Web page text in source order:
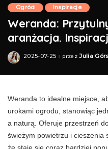
Ogród Inspiracje
Weranda:
aranżacja.
2025-07-25Posted
przez Julia
Weranda to idealne miejsce,
urokami ogrodu, stanowiąc
a naturą. Oferuje przestrzeń
świeżym powietrzu i cieszenia
że staje się coraz bardziej